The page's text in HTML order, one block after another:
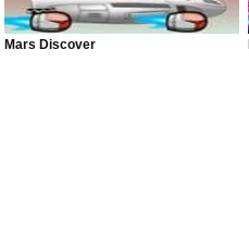
Mars Discover